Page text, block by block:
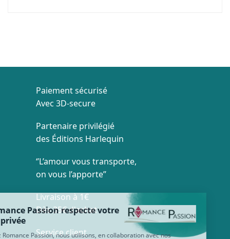
Paiement sécurisé
Avec 3D-secure
Partenaire privilégié
des Éditions Harlequin
‘’L’amour vous transporte,
on vous l’apporte’’
Livraison à 1€
Dès 35€ d'achat
Service client